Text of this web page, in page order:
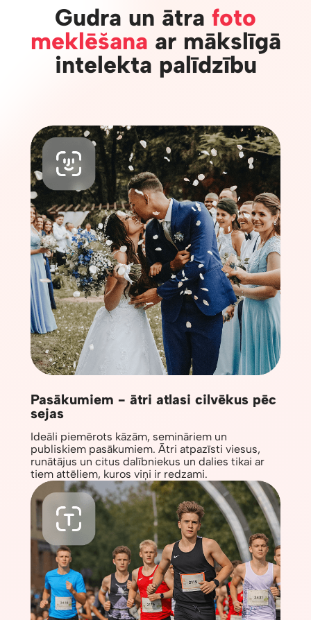
Gudra un ātra foto
meklēšana ar mākslīgā
intelekta palīdzību
Pasākumiem - ātri atlasi cilvēkus pēc
sejas
Ideāli piemērots kāzām, semināriem un
publiskiem pasākumiem. Ātri atpazīsti viesus,
runātājus un citus dalībniekus un dalies tikai ar
tiem attēliem, kuros viņi ir redzami.